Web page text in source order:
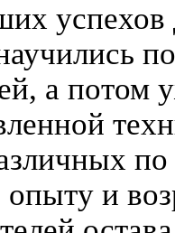
успехов
а потом
по
опыту и